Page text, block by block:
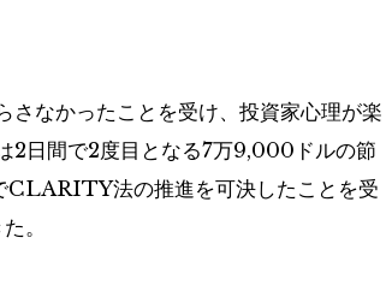
さなかったことを受け、投資家心理が楽
2日間で2度目となる7万9,000ドルの節
CLARITY法の推進を可決したことを受
。